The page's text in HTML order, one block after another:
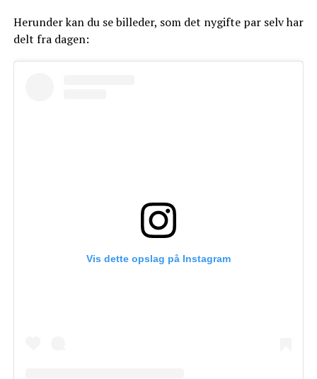
Herunder kan du se billeder, som det nygifte par selv har
delt fra dagen:
Vis dette opslag på Instagram